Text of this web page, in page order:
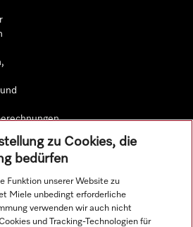
zu Cookies, die
bedürfen
Funktion unserer Website zu
Miele unbedingt erforderliche
verwenden wir auch nicht
und Tracking-Technologien für